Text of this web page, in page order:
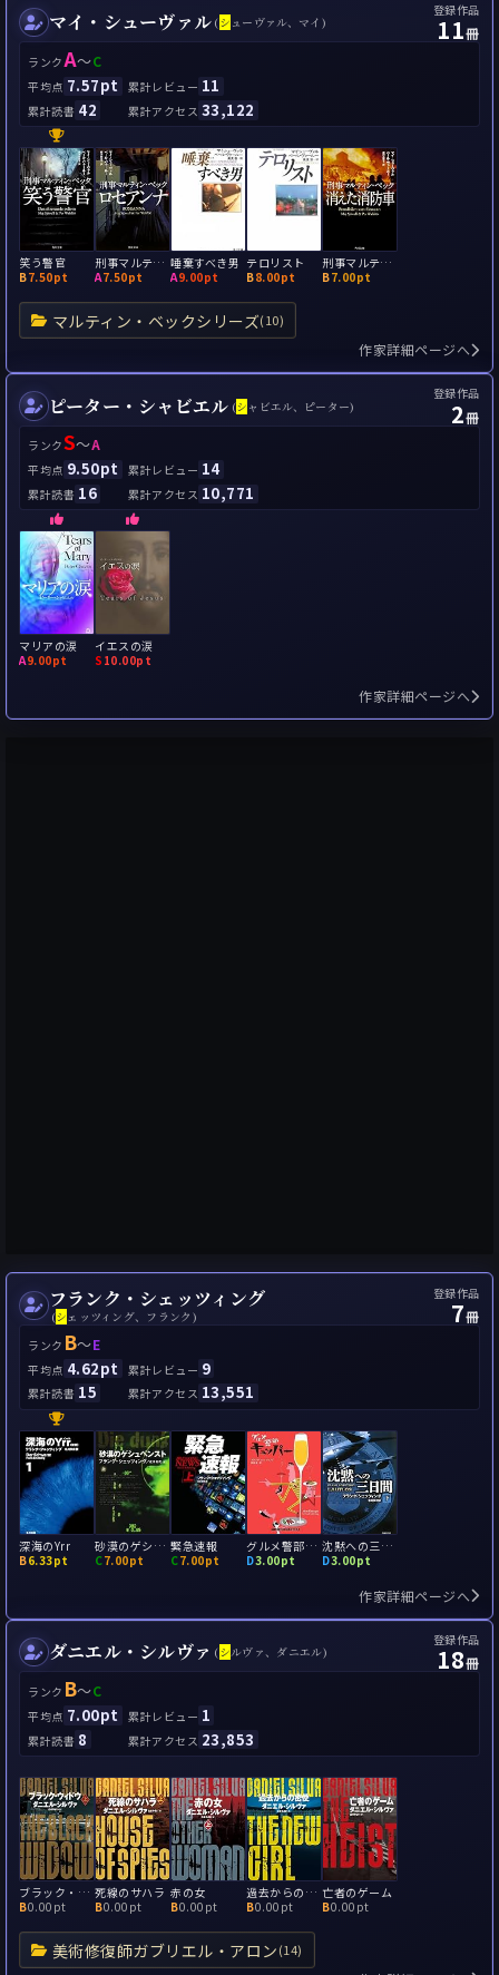
マイ・シューヴァル (シ ューヴァル、マイ)
登録作品
11冊
ランクA～C
平均点 7.57pt 累計レビュー 11
累計読書 42 累計アクセス 33,122
マルティン・ベックシリーズ(10)
笑う警官
B7.50pt
刑事マルティン・ベック ロセアンナ
A7.50pt
唾棄すべき男
A9.00pt
テロリスト
B8.00pt
刑事マルティン・ベック 消えた消防車
B7.00pt
作家詳細ページへ
ピーター・シャビエル (シ ャビエル、ピーター)
登録作品
2冊
ランクS～A
平均点 9.50pt 累計レビュー 14
累計読書 16 累計アクセス 10,771
マリアの涙
A9.00pt
イエスの涙
S 10.00pt
作家詳細ページへ
フランク・シェッツィング
(シェッツィング、フランク)
登録作品
7冊
ランク B～E
平均点 4.62pt 累計レビュー 9
累計読書 15 累計アクセス 13,551
深海のYrr
B6.33pt
砂漠のゲシュペンスト
C7.00pt
緊急速報
C7.00pt
グルメ警部キュッパー
D3.00pt
沈黙への三日間
D3.00pt
作家詳細ページへ
ダニエル・シルヴァ (シルヴァ、ダニエル)
登録作品
18冊
ランク B～C
平均点 7.00pt 累計レビュー 1
累計読書 8 累計アクセス 23,853
美術修復師ガブリエル・アロン(14)
ブラック・ウィドウ
B0.00pt
死線のサハラ
B0.00pt
赤の女
B0.00pt
過去からの密使
B0.00pt
亡者のゲーム
B0.00pt